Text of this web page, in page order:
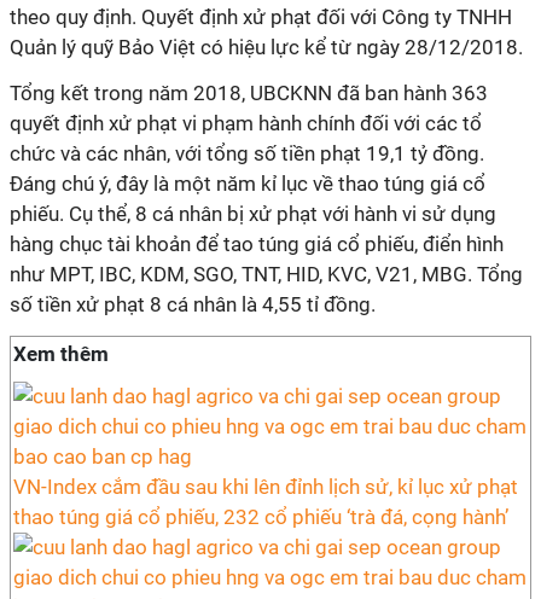
theo quy định. Quyết định xử phạt đối với Công ty TNHH
Quản lý quỹ Bảo Việt có hiệu lực kể từ ngày 28/12/2018.
Tổng kết trong năm 2018, UBCKNN đã ban hành 363
quyết định xử phạt vi phạm hành chính đối với các tổ
chức và các nhân, với tổng số tiền phạt 19,1 tỷ đồng.
Đáng chú ý, đây là một năm kỉ lục về thao túng giá cổ
phiếu. Cụ thể, 8 cá nhân bị xử phạt với hành vi sử dụng
hàng chục tài khoản để tao túng giá cổ phiếu, điển hình
như MPT, IBC, KDM, SGO, TNT, HID, KVC, V21, MBG. Tổng
số tiền xử phạt 8 cá nhân là 4,55 tỉ đồng.
Xem thêm
VN-Index cắm đầu sau khi lên đỉnh lịch sử, kỉ lục xử phạt
thao túng giá cổ phiếu, 232 cổ phiếu ‘trà đá, cọng hành’